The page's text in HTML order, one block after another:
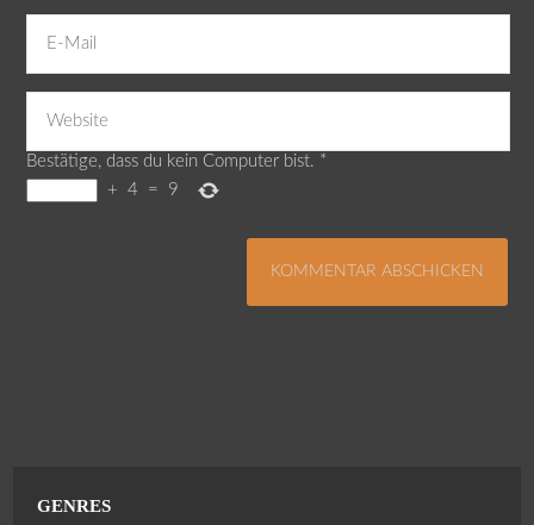
Bestätige, dass du kein Computer bist. *
+ 4 = 9
GENRES